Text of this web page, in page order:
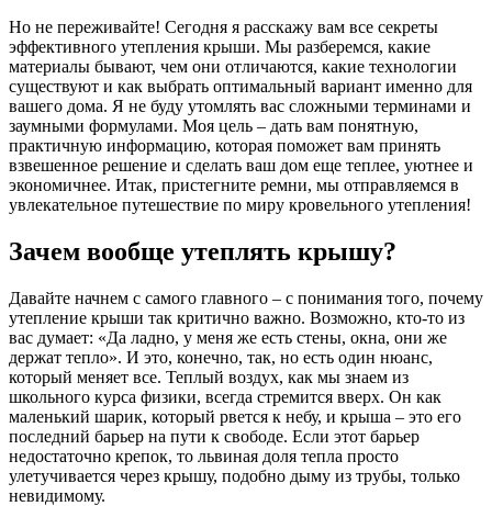
Но не переживайте! Сегодня я расскажу вам все секреты
эффективного утепления крыши. Мы разберемся, какие
материалы бывают, чем они отличаются, какие технологии
существуют и как выбрать оптимальный вариант именно для
вашего дома. Я не буду утомлять вас сложными терминами и
заумными формулами. Моя цель – дать вам понятную,
практичную информацию, которая поможет вам принять
взвешенное решение и сделать ваш дом еще теплее, уютнее и
экономичнее. Итак, пристегните ремни, мы отправляемся в
увлекательное путешествие по миру кровельного утепления!
Зачем вообще утеплять крышу?
Давайте начнем с самого главного – с понимания того, почему
утепление крыши так критично важно. Возможно, кто-то из
вас думает: «Да ладно, у меня же есть стены, окна, они же
держат тепло». И это, конечно, так, но есть один нюанс,
который меняет все. Теплый воздух, как мы знаем из
школьного курса физики, всегда стремится вверх. Он как
маленький шарик, который рвется к небу, и крыша – это его
последний барьер на пути к свободе. Если этот барьер
недостаточно крепок, то львиная доля тепла просто
улетучивается через крышу, подобно дыму из трубы, только
невидимому.